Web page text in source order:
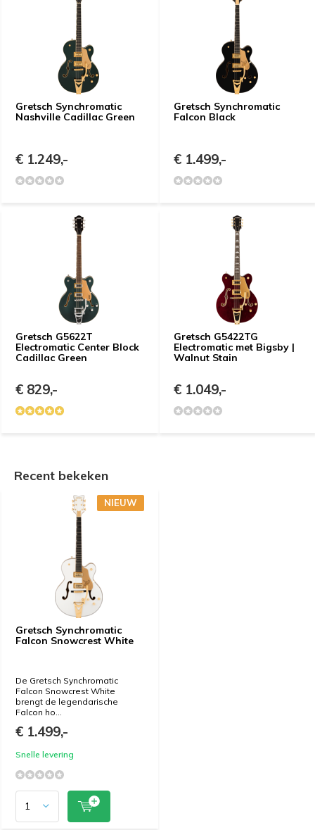
Gretsch Synchromatic
Nashville Cadillac Green
€ 1.249,-
Gretsch Synchromatic
Falcon Black
€ 1.499,-
Gretsch G5622T
Electromatic Center Block
Cadillac Green
€ 829,-
Gretsch G5422TG
Electromatic met Bigsby |
Walnut Stain
€ 1.049,-
Recent bekeken
Gretsch Synchromatic
Falcon Snowcrest White
NIEUW
De Gretsch Synchromatic
Falcon Snowcrest White
brengt de legendarische
Falcon ho...
€ 1.499,-
Snelle levering